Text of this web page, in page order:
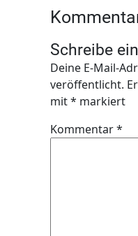
Schreibe
Deine E-Mail-
veröffentlicht.
mit* markiert
Kommentar*